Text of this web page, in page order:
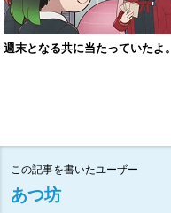
週末となる共に当たっていたよ。
この記事を書いたユーザー
あつ坊